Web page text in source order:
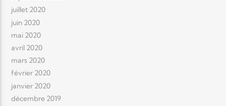
juillet 2020
juin 2020
mai 2020
avril 2020
mars 2020
février 2020
janvier 2020
décembre 2019